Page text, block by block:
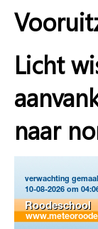
Licht
naar